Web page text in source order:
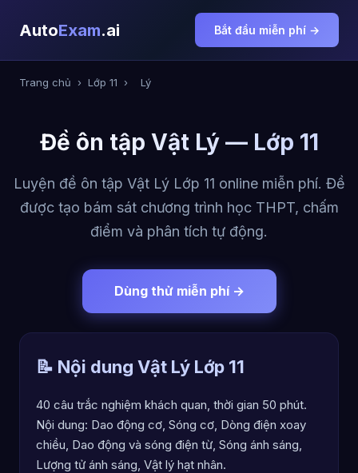
AutoExam.ai Bắt đầu miễn phí →
Trang chủ › Lớp 11 › Lý
Đề ôn tập Vật Lý — Lớp 11
Luyện đề ôn tập Vật Lý Lớp 11 online miễn phí. Đề
được tạo bám sát chương trình học THPT, chấm
điểm và phân tích tự động.
Dùng thử miễn phí →
📝 Nội dung Vật Lý Lớp 11
40 câu trắc nghiệm khách quan, thời gian 50 phút.
Nội dung: Dao động cơ, Sóng cơ, Dòng điện xoay
chiều, Dao động và sóng điện từ, Sóng ánh sáng,
Lượng tử ánh sáng, Vật lý hạt nhân.